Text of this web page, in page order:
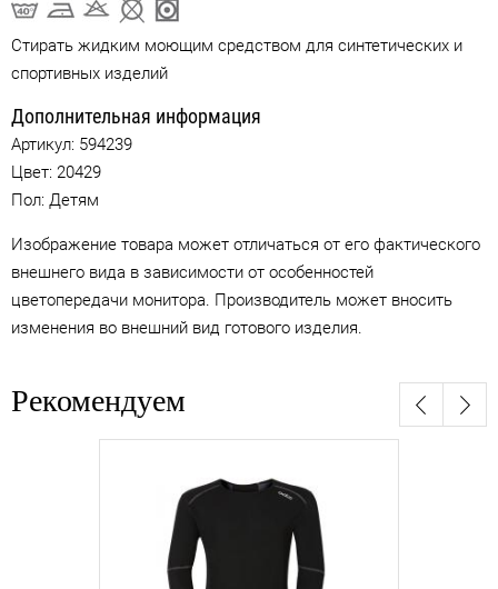
Стирать жидким моющим средством для синтетических и
спортивных изделий
Дополнительная информация
Артикул: 594239
Цвет: 20429
Пол: Детям
Изображение товара может отличаться от его фактического
внешнего вида в зависимости от особенностей
цветопередачи монитора. Производитель может вносить
изменения во внешний вид готового изделия.
Рекомендуем